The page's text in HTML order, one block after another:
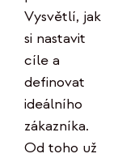
Vysvětlí, jak
si nastavit
cíle a
definovat
ideálního
zákazníka.
Od toho už